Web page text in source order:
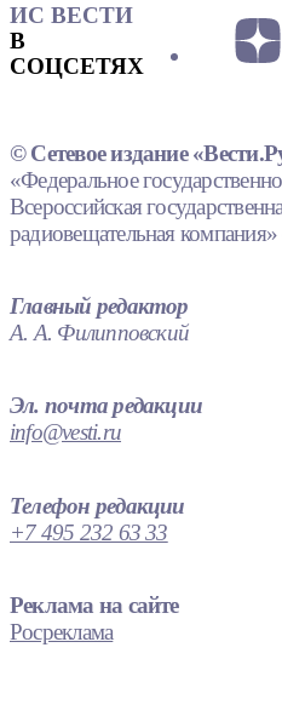
ИС ВЕСТИ
В
СОЦСЕТЯХ
© Сетевое издание
«Федеральное
Всероссийская
радиовещательная
Главный редактор
А. А. Филипповский
Эл. почта редакции
info@vesti.ru
Телефон редакции
+7 495 232 63 33
Реклама на сайте
Росреклама